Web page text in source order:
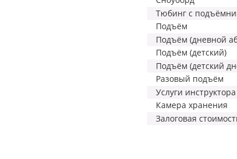
Тюбинг с
Подъём
Подъём (дневной
Подъём (детский)
Подъём (детский
Разовый подъём
Услуги инструктора
Камера хранения
Залоговая